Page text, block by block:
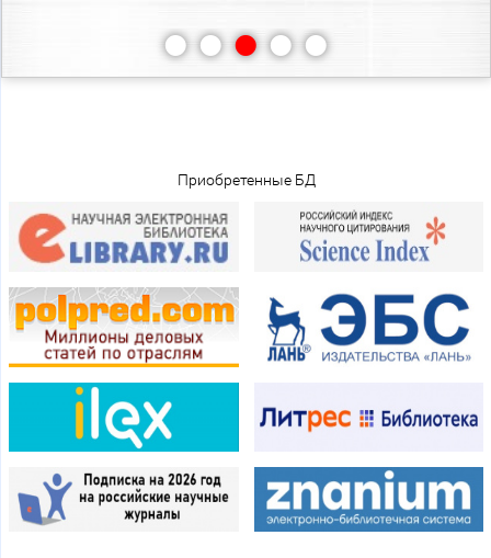
•••••
Приобретенные БД